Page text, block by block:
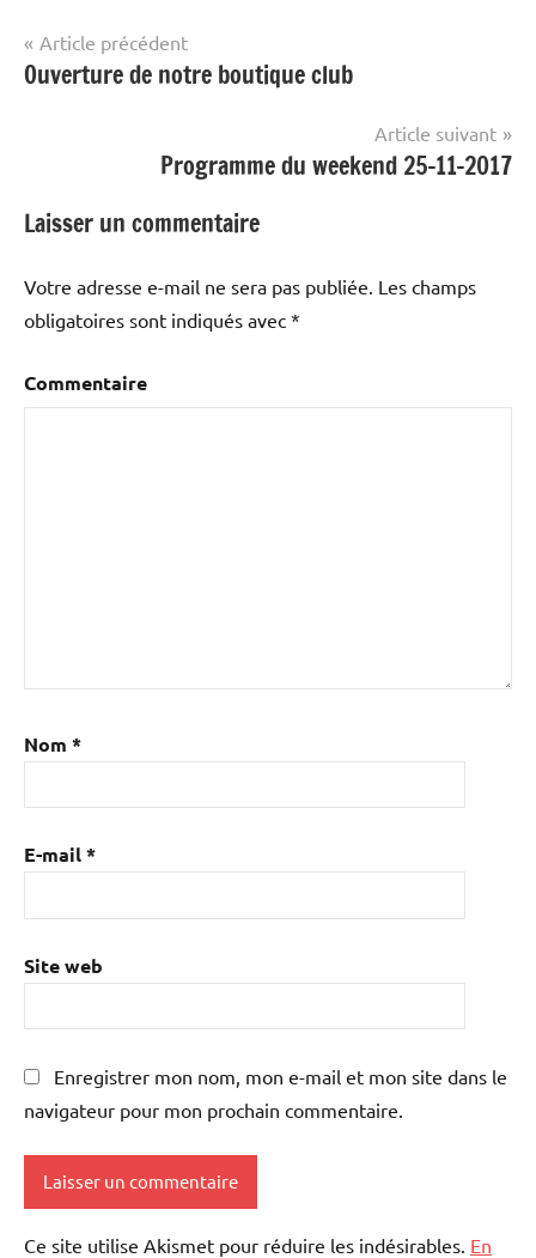
Navigation
de
Article précédent
Ouverture de notre boutique club
Article suivant
Programme du weekend 25-11-2017
Laisser un commentaire
Votre adresse e-mail ne sera pas publiée. Les champs
obligatoires sont indiqués avec *
Commentaire
Nom *
E-mail*
Site web
Enregistrer mon nom, mon e-mail et mon site dans le
navigateur pour mon prochain commentaire.
Ce site utilise Akismet pour réduire les indésirables. En